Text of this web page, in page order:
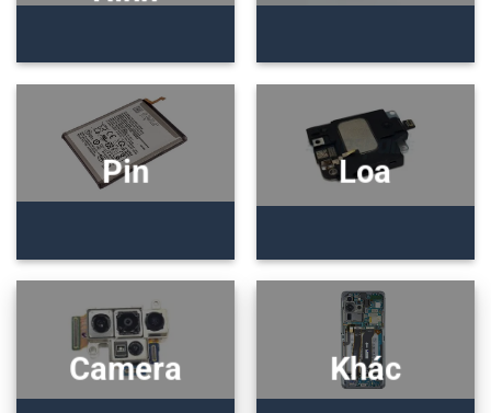
Pin Loa
Camera Khác